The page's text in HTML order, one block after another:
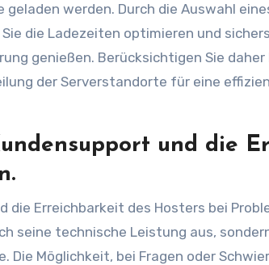
werden. Durch die Auswahl
die Ladezeiten optimieren und
genießen. Berücksichtigen Sie daher
der Serverstandorte für eine
und die
die Erreichbarkeit des Hosters bei
seine technische Leistung aus,
Die Möglichkeit, bei Fragen oder